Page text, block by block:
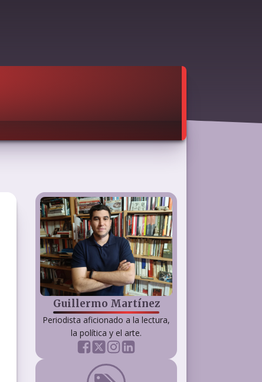
Guillermo Martínez
Periodista aficionado a la lectura,
la política y el arte.